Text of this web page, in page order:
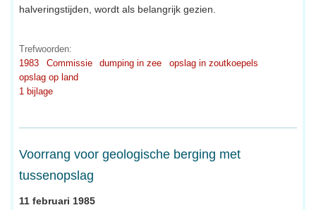
halveringstijden, wordt als belangrijk gezien.
Trefwoorden:
1983
Commissie dumping in zee
opslag in zoutkoepels
opslag op land
1 bijlage
Voorrang voor geologische berging met
tussenopslag
11 februari 1985